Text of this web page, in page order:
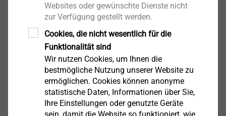
Produkt anzeigen
EJOT SpringHead®
Produkt anzeigen
Websites oder gewünschte Dienste nicht
zur Verfügung gestellt werden.
Cookies, die nicht wesentlich für die
Funktionalität sind
Wir nutzen Cookies, um Ihnen die
bestmögliche Nutzung unserer Website zu
ermöglichen. Cookies können anonyme
statistische Daten, Informationen über Sie,
Ihre Einstellungen oder genutzte Geräte
sein, damit die Website so funktioniert, wie